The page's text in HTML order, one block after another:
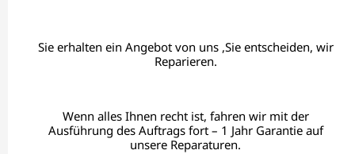
Sie erhalten ein Angebot von uns ,Sie entscheiden, wir
Reparieren.
Wenn alles Ihnen recht ist, fahren wir mit der
Ausführung des Auftrags fort – 1 Jahr Garantie auf
unsere Reparaturen.